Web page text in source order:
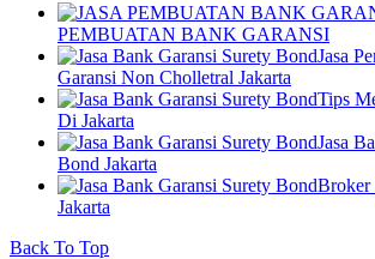
PEMBUATAN BANK GARANSI
Jasa
Garansi Non Cholletral Jakarta
Tips
Di Jakarta
Jasa
Bond Jakarta
Broker
Jakarta
Back To Top